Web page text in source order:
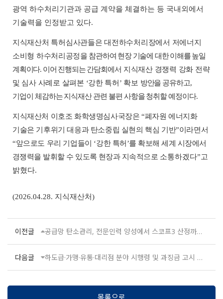
광역 하수처리기관과 공급 계약을 체결하는 등 국내외에서
기술력을 인정받고 있다.
지식재산처 특허심사관들은 대전하수처리장에서 저에너지
소비형 하수처리 공정을 참관하여 현장 기술에 대한 이해를 높일
계획이다. 이어 진행되는 간담회 에서 지식재산 경쟁력 강화 전략
및 심사 사례로 살펴본 ‘강한 특허 ’ 확보 방안을 공유하고,
기업이 체감하는 지식재산 관련 불편 사항을 청취할 예정이다.
지식재산처 이호조 화학생명심사국장은 “폐자원 에너지화
기술은 기후위기 대응과 탄소중립 실현의 핵심 기반”이라면서
“앞으로도 우리 기업들이 ‘강한 특허 ’를 확보해 세계 시장에서
경쟁력을 발휘할 수 있도록 현장과 지속적으로 소통하겠다”고
밝혔다.
(2026.04.28. 지식재산처)
이전글 공급망 탄소관리, 전문인력 양성에서 스코프3 산정까지 종합지원
다음글 하도급·가맹·유통·대리점 분야 시행령 및 과징금 고시 개정(안) 입법·행정예고
목록으로